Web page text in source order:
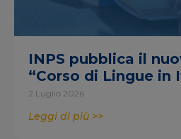
INPS pubblica il
“Corso di Lingue in
2 Luglio 2026
Leggi di più >>